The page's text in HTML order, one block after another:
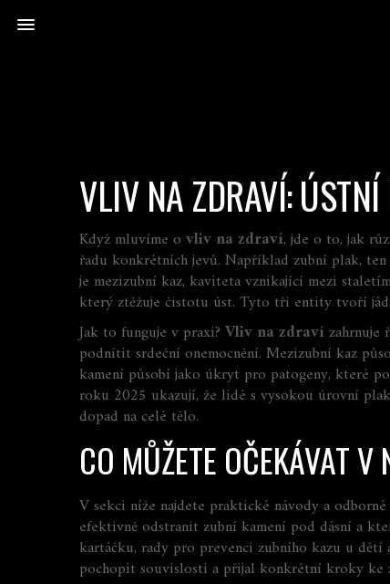
VLIV NA ZDRAVÍ: ÚSTNÍ
Když mluvíme o vliv na zdraví,jde o to, jak
řadu konkrétních jevů. Například zubní plak,
je mezizubní kaz, kaviteta vznikající mezi
který ztěžuje čistotu úst. Tyto tři entity tvoří
Jak to funguje v praxi? Vliv na zdraví zahrnuje
podnítit srdeční onemocnění. Mezizubní kaz
kamení působíjako úkryt pro patogeny, které
roku 2025 ukazují, že lidé s vysokou úrovní
dopad na celé tělo.
CO MŮŽETE OČEKÁVAT
V sekci níže najdete praktické návody a
efektivně odstranit zubní kamení pod dásní a
kartáčku, rady pro prevenci zubního kazu u dětí
pochopit souvislosti a přijal konkrétní kroky ke